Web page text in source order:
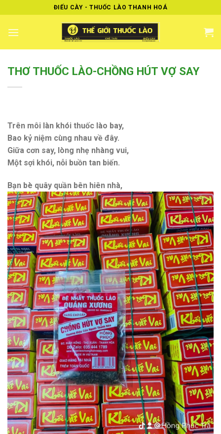
to
content
ĐIẾU CÀY - THUỐC LÀO THANH HOÁ
THƠ THUỐC LÀO-CHỒNG HÚT VỢ SAY
Trên môi làn khói thuốc lào bay,
Bao kỷ niệm cùng nhau về đây.
Giữa cơn say, lòng nhẹ nhàng vui,
Một sợi khói, nỗi buồn tan biến.
Bạn bè quây quần bên hiên nhà,